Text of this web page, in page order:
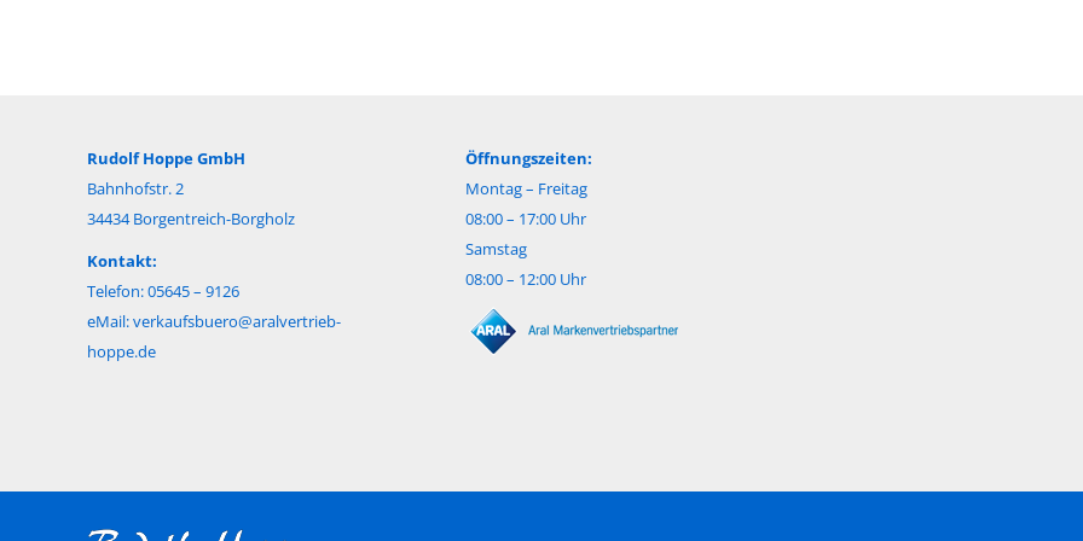
Rudolf Hoppe GmbH
Bahnhofstr. 2
34434 Borgentreich-Borgholz
Kontakt:
Telefon: 05645 – 9126
eMail:verkaufsbuero@aralvertrieb-
hoppe.de
Öffnungszeiten:
Montag – Freitag
08:00 – 17:00 Uhr
Samstag
08:00 – 12:00 Uhr